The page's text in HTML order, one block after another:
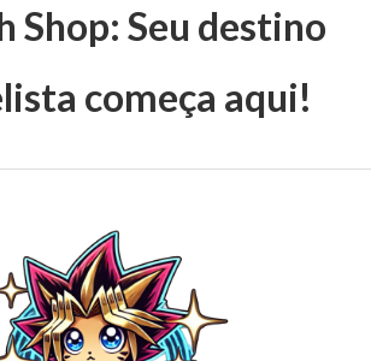
Shop: Seu destino
começa aqui!